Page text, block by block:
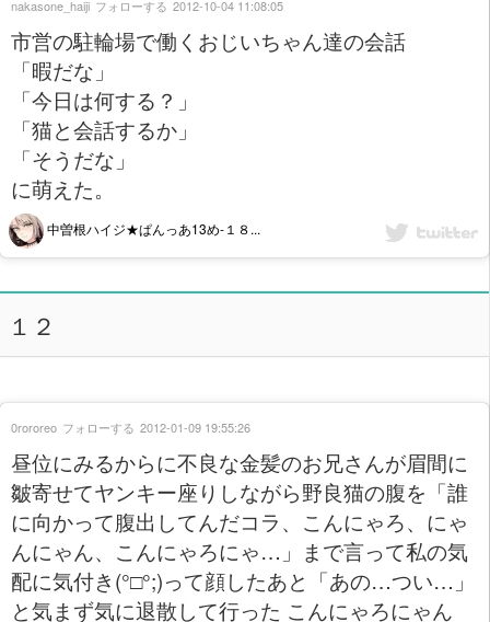
市営の駐輪場で働くおじいちゃん達の会話
「暇だな」
「今日は何する？」
「猫と会話するか」
「そうだな」
に萌えた。
中曽根ハイジ★ぱんっあ13め-１８...
nakasone_haiji フォローする 2012-10-04 11:08:05
１２
昼位にみるからに不良な金髪のお兄さんが眉間に
皺寄せてヤンキー座りしながら野良猫の腹を「誰
に向かって腹出してんだコラ、こんにゃろ、にゃ
んにゃん、こんにゃろにゃ…」まで言って私の気
配に気付き(°□°;)って顔したあと「あの…つい…」
と気まず気に退散して行った こんにゃろにゃん
0rororeo フォローする 2012-01-09 19:55:26